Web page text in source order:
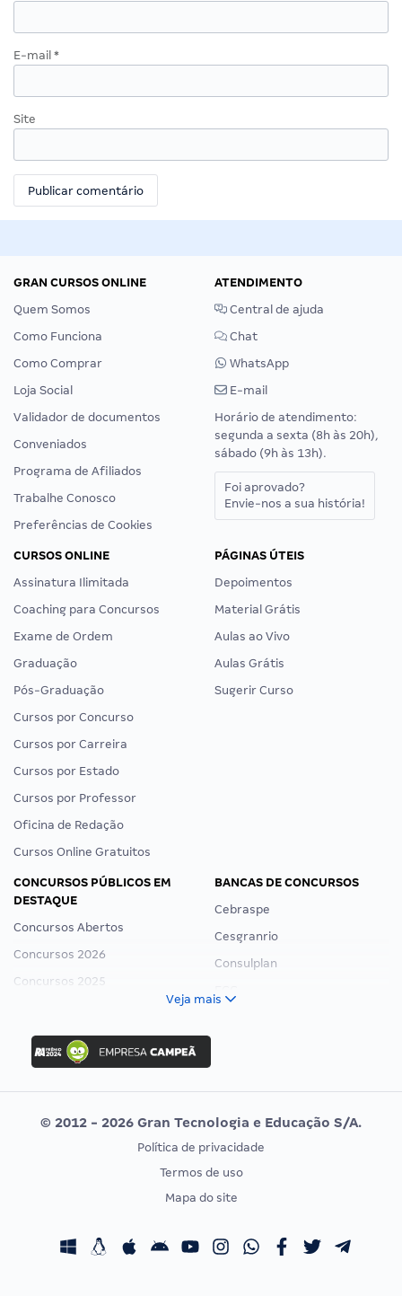
E-mail *
Site
GRAN CURSOS ONLINE
Quem Somos
Como Funciona
Como Comprar
Loja Social
Validador de documentos
Conveniados
Programa de Afiliados
Trabalhe Conosco
Preferências de Cookies
ATENDIMENTO
Central de ajuda
Chat
WhatsApp
E-mail
Horário de atendimento:
segunda a sexta (8h às 20h),
sábado (9h às 13h).
Foi aprovado?
Envie-nos a sua história!
CURSOS ONLINE
Assinatura Ilimitada
Coaching para Concursos
Exame de Ordem
Graduação
Pós-Graduação
Cursos por Concurso
Cursos por Carreira
Cursos por Estado
Cursos por Professor
Oficina de Redação
Cursos Online Gratuitos
PÁGINAS ÚTEIS
Depoimentos
Material Grátis
Aulas ao Vivo
Aulas Grátis
Sugerir Curso
CONCURSOS PÚBLICOS EM
DESTAQUE
Concursos Abertos
Concursos 2026
Concursos 2025
Concurso Ibama
Concurso MPU
Editais publicados
BANCAS DE CONCURSOS
Cebraspe
Cesgranrio
Consulplan
Vunesp
CONCURSOS POR PROFISSÃO
Concursos Fiscais
EXAME DE ORDEM
Calendário OAB
Veja mais
© 2012 - 2026 Gran Tecnologia e Educação S/A.
Política de privacidade
Termos de uso
Mapa do site